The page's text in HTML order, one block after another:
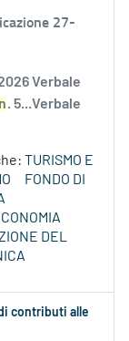
27-
Verbale
n. 5...Verbale
TURISMO E
FONDO DI
DEL
contributi alle